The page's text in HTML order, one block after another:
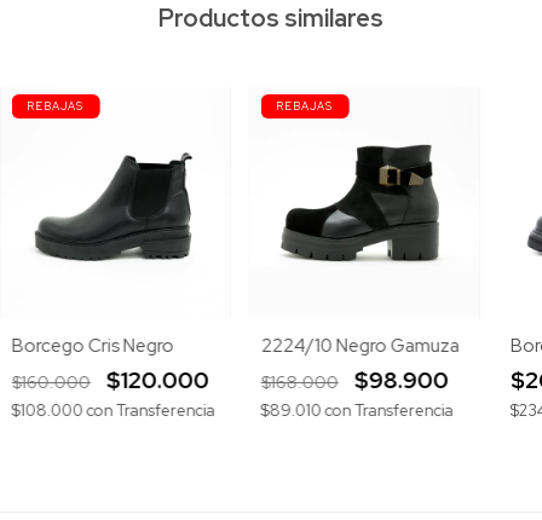
Productos similares
Borcego Cris Negro
$160.000 $120.000
$108.000con Transferencia
2224/10 Negro Gamuza
$168.000 $98.900
$89.010con Transferencia